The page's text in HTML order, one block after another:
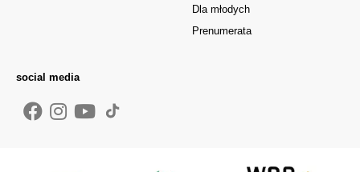
Dla młodych
Prenumerata
social media